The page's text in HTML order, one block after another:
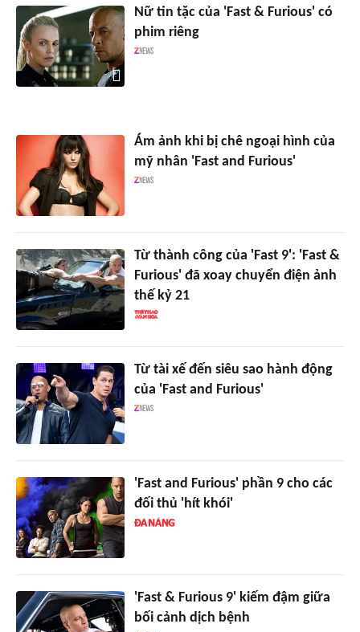
Nữ tin tặc của 'Fast & Furious' có
phim riêng
Ám ảnh khi bị chê ngoại hình của
mỹ nhân 'Fast and Furious'
Từ thành công của 'Fast 9': 'Fast &
Furious' đã xoay chuyển điện ảnh
thế kỷ 21
Từ tài xế đến siêu sao hành động
của 'Fast and Furious'
'Fast and Furious' phần 9 cho các
đối thủ 'hít khói'
'Fast & Furious 9' kiếm đậm giữa
bối cảnh dịch bệnh